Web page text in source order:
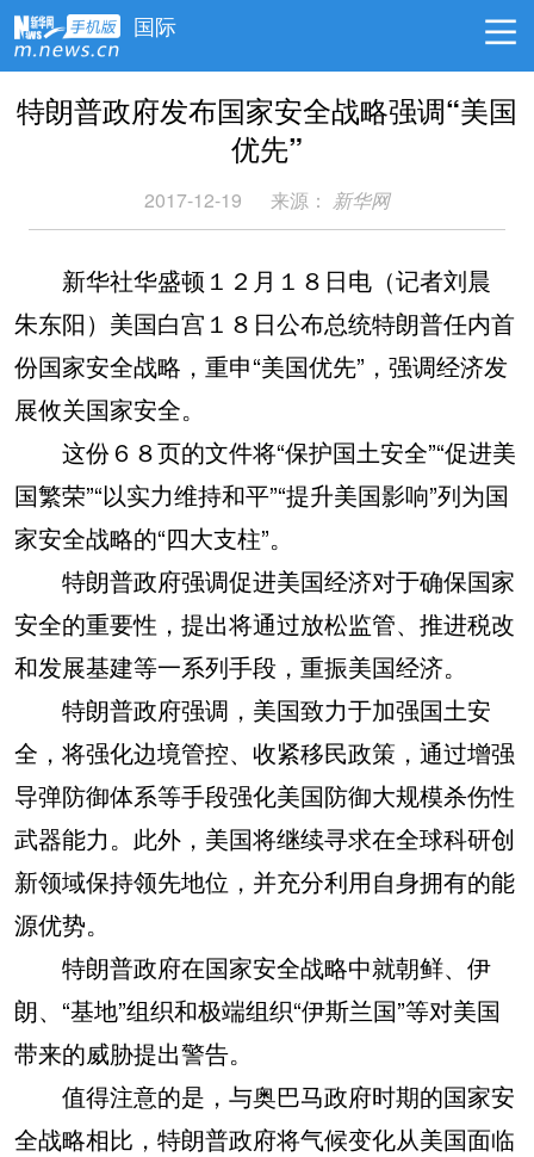
国际
特朗普政府发布国家安全战略强调“美国
优先”
2017-12-19 来源： 新华网
新华社华盛顿１２月１８日电（记者刘晨
朱东阳）美国白宫１８日公布总统特朗普任内首
份国家安全战略，重申“美国优先”，强调经济发
展攸关国家安全。
这份６８页的文件将“保护国土安全”“促进美
国繁荣”“以实力维持和平”“提升美国影响”列为国
家安全战略的“四大支柱”。
特朗普政府强调促进美国经济对于确保国家
安全的重要性，提出将通过放松监管、推进税改
和发展基建等一系列手段，重振美国经济。
特朗普政府强调，美国致力于加强国土安
全，将强化边境管控、收紧移民政策，通过增强
导弹防御体系等手段强化美国防御大规模杀伤性
武器能力。此外，美国将继续寻求在全球科研创
新领域保持领先地位，并充分利用自身拥有的能
源优势。
特朗普政府在国家安全战略中就朝鲜、伊
朗、“基地”组织和极端组织“伊斯兰国”等对美国
带来的威胁提出警告。
值得注意的是，与奥巴马政府时期的国家安
全战略相比，特朗普政府将气候变化从美国面临